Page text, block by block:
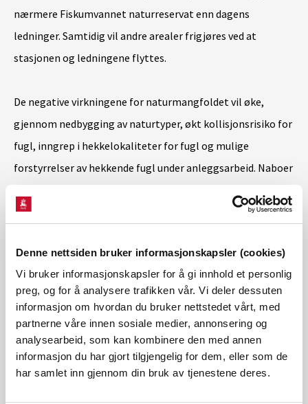
Denne nettsiden bruker informasjonskapsler (cookies)
Vi bruker informasjonskapsler for å gi innhold et personlig
preg, og for å analysere trafikken vår. Vi deler dessuten
informasjon om hvordan du bruker nettstedet vårt, med
partnerne våre innen sosiale medier, annonsering og
analysearbeid, som kan kombinere den med annen
informasjon du har gjort tilgjengelig for dem, eller som de
har samlet inn gjennom din bruk av tjenestene deres.
nærmere Fiskumvannet naturreservat enn dagens
ledninger. Samtidig vil andre arealer frigjøres ved at
stasjonen og ledningene flyttes.
De negative virkningene for naturmangfoldet vil øke,
gjennom nedbygging av naturtyper, økt kollisjonsrisiko for
fugl, inngrep i hekkelokaliteter for fugl og mulige
forstyrrelser av hekkende fugl under anleggsarbeid. Naboer
naturen og omgivelsene
For å redusere de negative konsekvensene for verdifull
natur og fugl, har NVE pålagt Statnett og Glitre Nett en
rekke tiltak.